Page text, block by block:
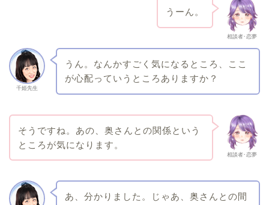
相談者･恋夢
うーん。
千姫先生
うん。なんかすごく気になるところ、ここ
が心配っていうところありますか？
相談者･恋夢
そうですね。あの、奥さんとの関係という
ところが気になります。
あ、分かりました。じゃあ、奥さんとの間